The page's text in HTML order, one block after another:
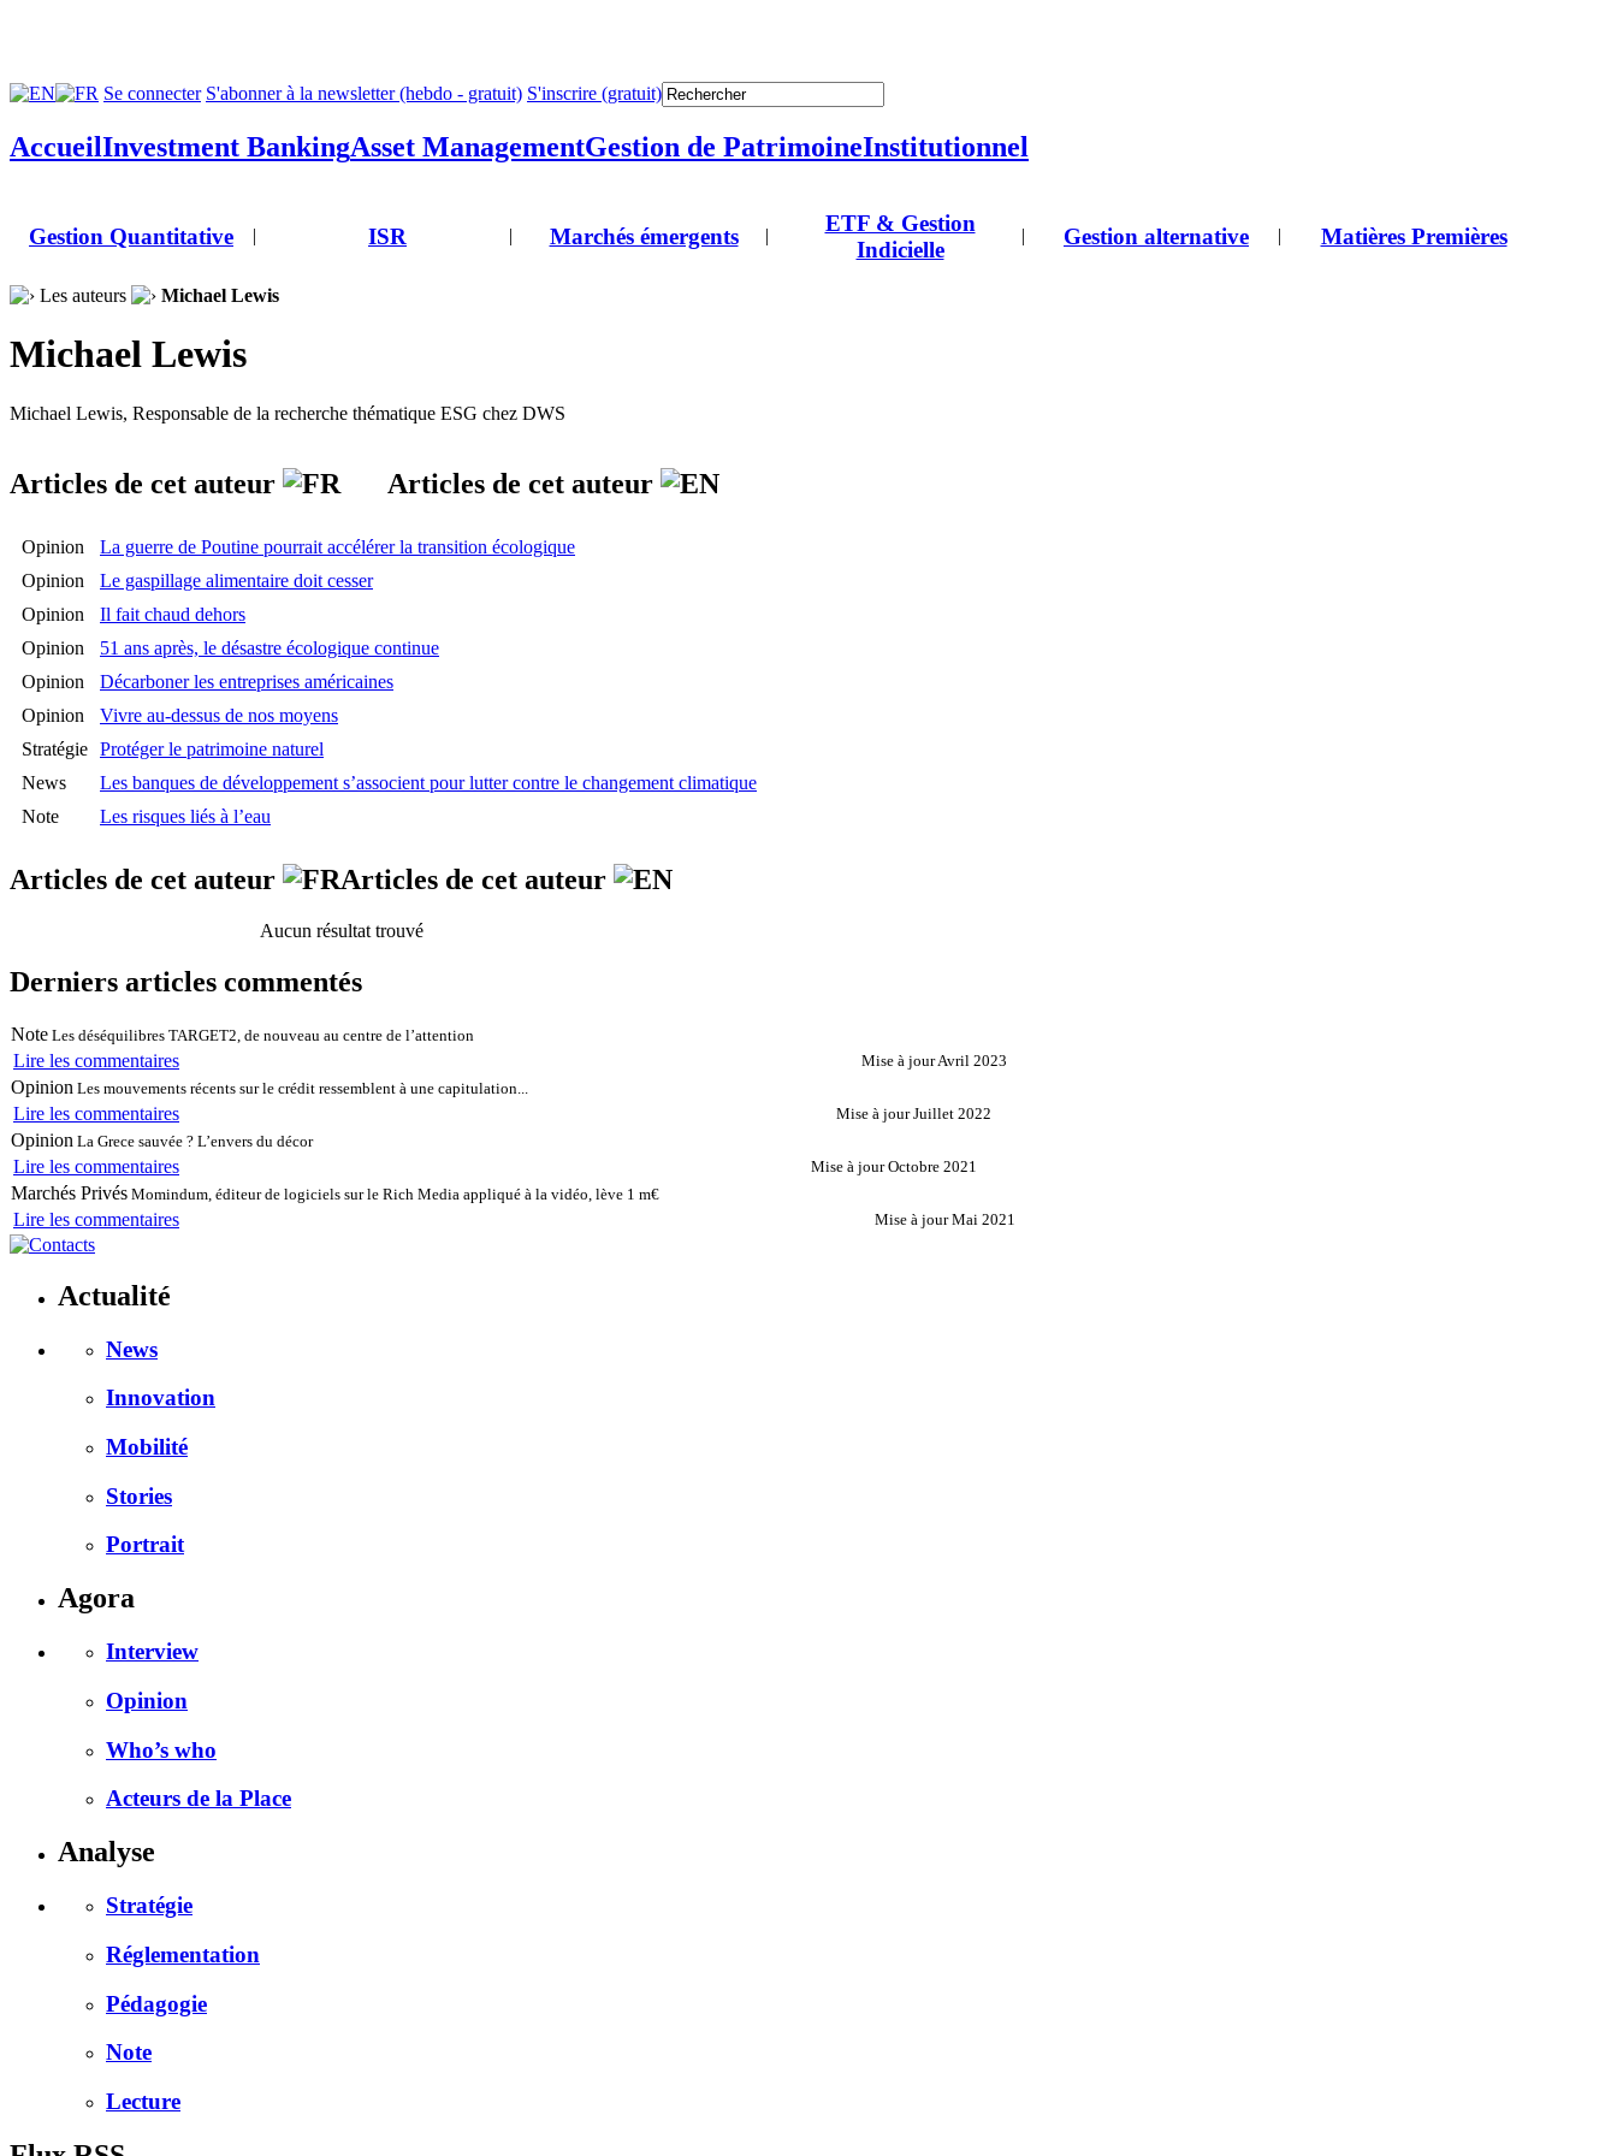
Se connecter S'abonner à la newsletter (hebdo - gratuit) S'inscrire (gratuit)
AccueilInvestment BankingAsset ManagementGestion de PatrimoineInstitutionnel
Gestion Quantitative | ISR | Marchés émergents |
ETF & Gestion
Indicielle
| Gestion alternative | Matières Premières
Les auteurs Michael Lewis
Michael Lewis
Michael Lewis, Responsable de la recherche thématique ESG chez DWS
Articles de cet auteur Articles de cet auteur
Opinion
La guerre de Poutine pourrait accélérer la transition écologique
Opinion
Le gaspillage alimentaire doit cesser
Opinion
Il fait chaud dehors
Opinion
51 ans après, le désastre écologique continue
Opinion
Décarboner les entreprises américaines
Opinion
Vivre au-dessus de nos moyens
Stratégie Protéger le patrimoine naturel
News
Les banques de développement s’associent pour lutter contre le changement climatique
Note
Les risques liés à l’eau
Articles de cet auteur Articles de cet auteur
Aucun résultat trouvé
Derniers articles commentés
Note Les déséquilibres TARGET2, de nouveau au centre de l’attention
Lire les commentaires Mise à jour Avril 2023
Opinion Les mouvements récents sur le crédit ressemblent à une capitulation...
Lire les commentaires Mise à jour Juillet 2022
Opinion La Grece sauvée ? L’envers du décor
Lire les commentaires Mise à jour Octobre 2021
Marchés Privés Momindum, éditeur de logiciels sur le Rich Media appliqué à la vidéo, lève 1 m€
Lire les commentaires Mise à jour Mai 2021
Actualité
News
Innovation
Mobilité
Stories
Portrait
Agora
Interview
Opinion
Who’s who
Acteurs de la Place
Analyse
Stratégie
Réglementation
Pédagogie
Note
Lecture